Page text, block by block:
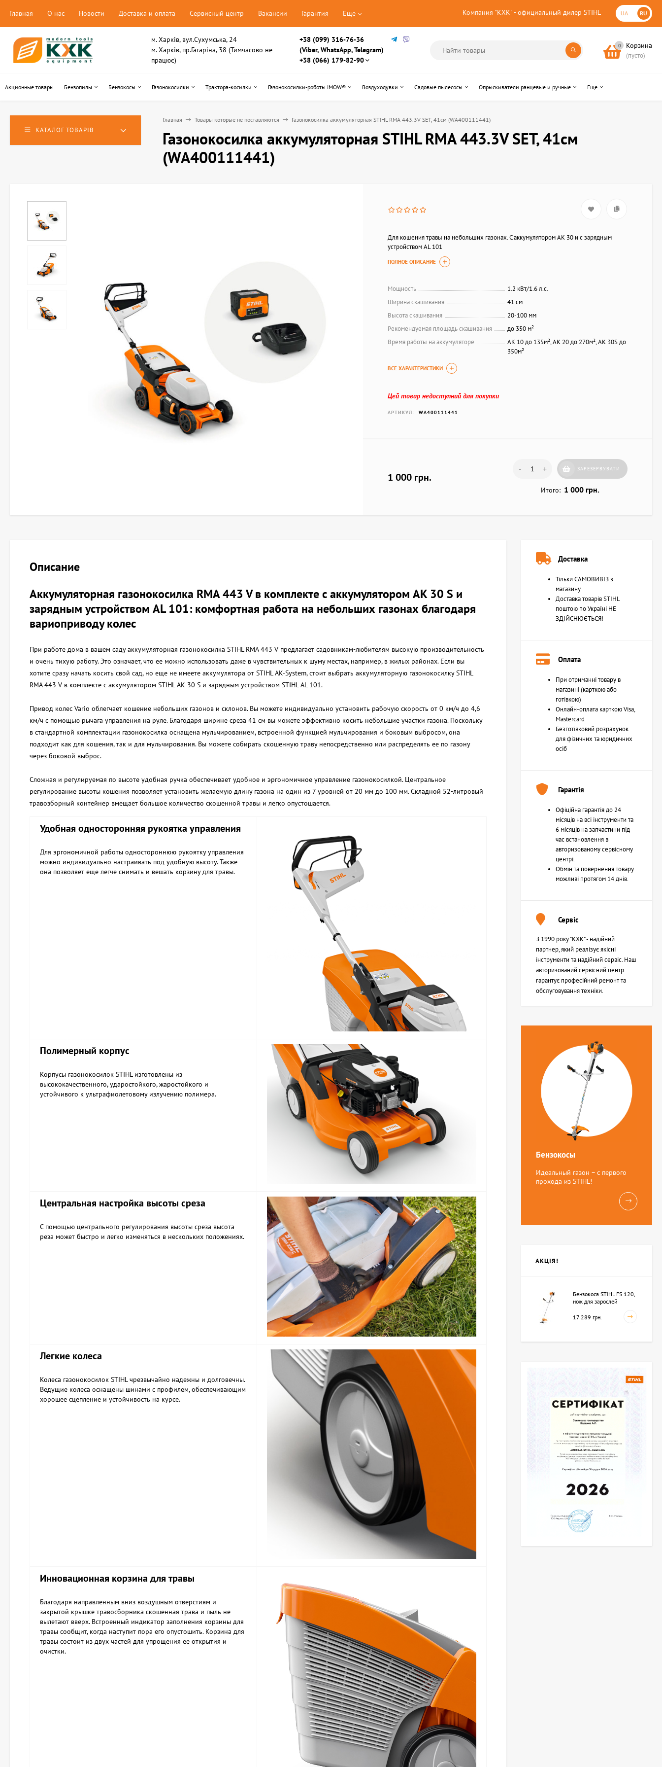
Компания "КХК" - официальный дилер STIHL UA RU
Главная О нас Новости Доставка и оплата Сервисный центр Вакансии Гарантия Еще
м. Харків, вул.Сухумська, 24
м. Харків, пр.Гагаріна, 38 (Тимчасово не
працює)
+38 (099) 316-76-36
(Viber, WhatsApp, Telegram)
+38 (066) 179-82-90
0 Корзина
(пусто)
Акционные товары Бензопилы Бензокосы Газонокосилки Трактора-косилки Газонокосилки-роботы iMOW® Воздуходувки Садовые пылесосы Опрыскиватели ранцевые и ручные Еще
КАТАЛОГ ТОВАРІВ
Главная Товары которые не поставляются Газонокосилка аккумуляторная STIHL RMA 443.3V SET, 41см (WA400111441)
Газонокосилка аккумуляторная STIHL RMA 443.3V SET, 41см
(WA400111441)
Для кошения травы на небольших газонах. С аккумулятором АК 30 и с зарядным
устройством AL 101
ПОЛНОЕ ОПИСАНИЕ
Мощность
1.2 кВт/1.6 л.с.
Ширина скашивания
41 см
Высота скашивания
20-100 мм
Рекомендуемая площадь скашивания
до 350 м²
Время работы на аккумуляторе
AK 10 до 135м², AK 20 до 270м², AK 30S до
350м²
ВСЕ ХАРАКТЕРИСТИКИ
Цей товар недоступний для покупки
АРТИКУЛ: WA400111441
1 000 грн.
- + ЗАРЕЗЕРВУВАТИ
Итого: 1 000 грн.
Описание
Аккумуляторная газонокосилка RMA 443 V в комплекте с аккумулятором AK 30 S и
зарядным устройством AL 101: комфортная работа на небольших газонах благодаря
вариоприводу колес
При работе дома в вашем саду аккумуляторная газонокосилка STIHL RMA 443 V предлагает садовникам-любителям высокую производительность
и очень тихую работу. Это означает, что ее можно использовать даже в чувствительных к шуму местах, например, в жилых районах. Если вы
хотите сразу начать косить свой сад, но еще не имеете аккумулятора от STIHL AK-System, стоит выбрать аккумуляторную газонокосилку STIHL
RMA 443 V в комплекте с аккумулятором STIHL AK 30 S и зарядным устройством STIHL AL 101.
Привод колес Vario облегчает кошение небольших газонов и склонов. Вы можете индивидуально установить рабочую скорость от 0 км/ч до 4,6
км/ч с помощью рычага управления на руле. Благодаря ширине среза 41 см вы можете эффективно косить небольшие участки газона. Поскольку
в стандартной комплектации газонокосилка оснащена мульчированием, встроенной функцией мульчирования и боковым выбросом, она
подходит как для кошения, так и для мульчирования. Вы можете собирать скошенную траву непосредственно или распределять ее по газону
через боковой выброс.
Сложная и регулируемая по высоте удобная ручка обеспечивает удобное и эргономичное управление газонокосилкой. Центральное
регулирование высоты кошения позволяет установить желаемую длину газона на один из 7 уровней от 20 мм до 100 мм. Складной 52-литровый
травозборный контейнер вмещает большое количество скошенной травы и легко опустошается.
Удобная односторонняя рукоятка управления
Для эргономичной работы одностороннюю рукоятку управления
можно индивидуально настраивать под удобную высоту. Также
она позволяет еще легче снимать и вешать корзину для травы.
Полимерный корпус
Корпусы газонокосилок STIHL изготовлены из
высококачественного, ударостойкого, жаростойкого и
устойчивого к ультрафиолетовому излучению полимера.
Центральная настройка высоты среза
С помощью центрального регулирования высоты среза высота
реза может быстро и легко изменяться в нескольких положениях.
Легкие колеса
Колеса газонокосилок STIHL чрезвычайно надежны и долговечны.
Ведущие колеса оснащены шинами с профилем, обеспечивающим
хорошее сцепление и устойчивость на курсе.
Инновационная корзина для травы
Благодаря направленным вниз воздушным отверстиям и
закрытой крышке травосборника скошенная трава и пыль не
вылетают вверх. Встроенный индикатор заполнения корзины для
травы сообщит, когда наступит пора его опустошить. Корзина для
травы состоит из двух частей для упрощения ее открытия и
очистки.
Доставка
Тільки САМОВИВІЗ з
магазину
Доставка товарів STIHL
поштою по Україні НЕ
ЗДІЙСНЮЄТЬСЯ!
Оплата
При отриманні товару в
магазині (карткою або
готівкою)
Онлайн-оплата карткою Visa,
Mastercard
Безготівковий розрахунок
для фізичних та юридичних
осіб
Гарантія
Офіційна гарантія до 24
місяців на всі інструменти та
6 місяців на запчастини під
час встановлення в
авторизованому сервісному
центрі.
Обмін та повернення товару
можливі протягом 14 днів.
Сервіс
З 1990 року "КХК" - надійний
партнер, який реалізує якісні
інструменти та надійний сервіс. Наш
авторизований сервісний центр
гарантує професійний ремонт та
обслуговування техніки.
Бензокосы
Идеальный газон – с первого
прохода из STIHL!
АКЦІЯ!
Бензокоса STIHL FS 120,
нож для зарослей
17 289 грн.